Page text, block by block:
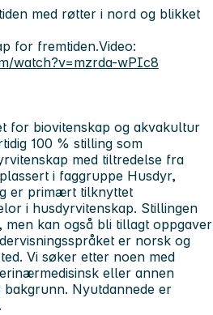
med røtter i nord og blikket
for fremtiden.Video:
watch?v=mzrda-wPIc8
for biovitenskap og akvakultur
100 % stilling som
med tiltredelse fra
i faggruppe Husdyr,
er primært tilknyttet
i husdyrvitenskap. Stillingen
men kan også bli tillagt oppgaver
er norsk og
Vi søker etter noen med
eller annen
Nyutdannede er